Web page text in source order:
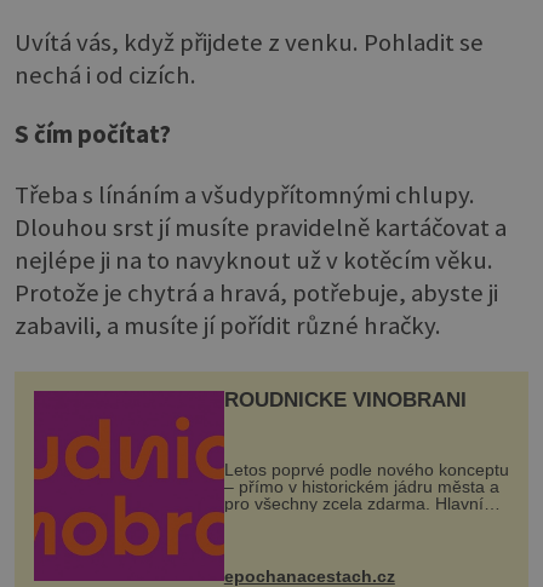
Uvítá vás, když přijdete z venku. Pohladit se
nechá i od cizích.
S čím počítat?
Třeba s línáním a všudypřítomnými chlupy.
Dlouhou srst jí musíte pravidelně kartáčovat a
nejlépe ji na to navyknout už v kotěcím věku.
Protože je chytrá a hravá, potřebuje, abyste ji
zabavili, a musíte jí pořídit různé hračky.
ROUDNICKÉ VINOBRANÍ
Letos poprvé podle nového konceptu
– přímo v historickém jádru města a
pro všechny zcela zdarma. Hlavní
program se odehraje na Karlově a
mohou těšit na víno, burčák, pes...
epochanacestach.cz